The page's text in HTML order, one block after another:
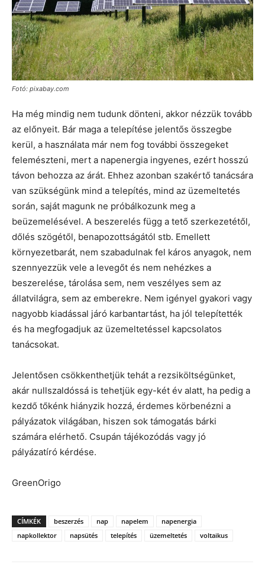
Fotó: pixabay.com
Ha még mindig nem tudunk dönteni, akkor nézzük tovább
az előnyeit. Bár maga a telepítése jelentős összegbe
kerül, a használata már nem fog további összegeket
felemészteni, mert a napenergia ingyenes, ezért hosszú
távon behozza az árát. Ehhez azonban szakértő tanácsára
van szükségünk mind a telepítés, mind az üzemeltetés
során, saját magunk ne próbálkozunk meg a
beüzemelésével. A beszerelés függ a tető szerkezetétől,
dőlés szögétől, benapozottságától stb. Emellett
környezetbarát, nem szabadulnak fel káros anyagok, nem
szennyezzük vele a levegőt és nem nehézkes a
beszerelése, tárolása sem, nem veszélyes sem az
állatvilágra, sem az emberekre. Nem igényel gyakori vagy
nagyobb kiadással járó karbantartást, ha jól telepítették
és ha megfogadjuk az üzemeltetéssel kapcsolatos
tanácsokat.
Jelentősen csökkenthetjük tehát a rezsiköltségünket,
akár nullszaldóssá is tehetjük egy-két év alatt, ha pedig a
kezdő tőkénk hiányzik hozzá, érdemes körbenézni a
pályázatok világában, hiszen sok támogatás bárki
számára elérhető. Csupán tájékozódás vagy jó
pályázatíró kérdése.
GreenOrigo
CÍMKÉK beszerzés nap napelem
napenergia
napkollektor
napsütés telepítés üzemeltetés voltaikus